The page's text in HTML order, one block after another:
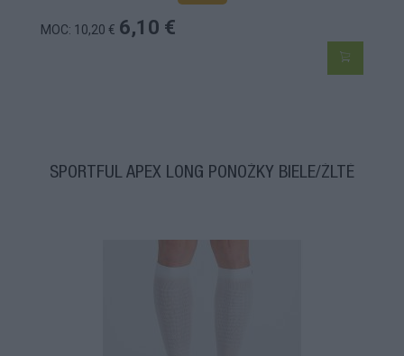
MOC: 10,20 € 6,10 €
SPORTFUL APEX LONG PONOŽKY BIELE/ŽLTÉ